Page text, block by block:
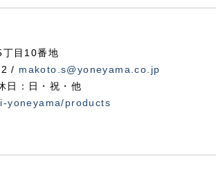
目10番地
/ makoto.s@yoneyama.co.jp
：日・祝・他
yoneyama/products